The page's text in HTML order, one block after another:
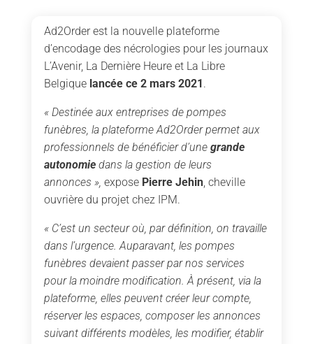
Ad2Order est la nouvelle plateforme
d’encodage des nécrologies pour les journaux
L’Avenir, La Dernière Heure et La Libre
Belgique lancée ce 2 mars 2021.
« Destinée aux entreprises de pompes
funèbres, la plateforme Ad2Order permet aux
professionnels de bénéficier d’une grande
autonomiedans la gestion de leurs
annonces », expose Pierre Jehin, cheville
ouvrière du projet chez IPM.
« C’est un secteur où, par définition, on travaille
dans l’urgence. Auparavant, les pompes
funèbres devaient passer par nos services
pour la moindre modification. À présent, via la
plateforme, elles peuvent créer leur compte,
réserver les espaces, composer les annonces
suivant différents modèles, les modifier, établir